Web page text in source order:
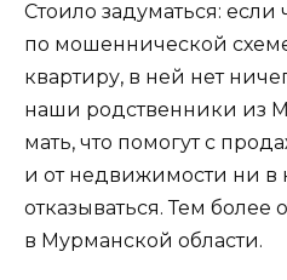
Стоило задуматься: если
по мошеннической
квартиру, в ней нет
наши родственники из
мать, что помогут с
и от недвижимости ни в
отказываться. Тем более
в Мурманской области.